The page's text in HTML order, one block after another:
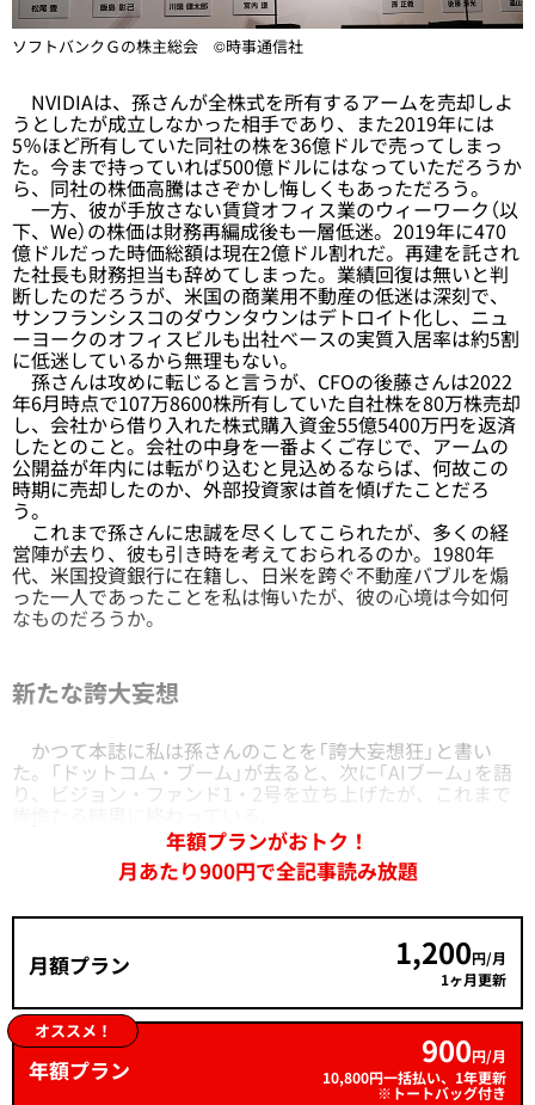
ソフトバンクＧの株主総会 ©時事通信社
NVIDIAは、孫さんが全株式を所有するアームを売却しよ
うとしたが成立しなかった相手であり、また2019年には
5％ほど所有していた同社の株を36億ドルで売ってしまっ
た。今まで持っていれば500億ドルにはなっていただろうか
ら、同社の株価高騰はさぞかし悔しくもあっただろう。
一方、彼が手放さない賃貸オフィス業のウィーワーク（以
下、We）の株価は財務再編成後も一層低迷。2019年に470
億ドルだった時価総額は現在2億ドル割れだ。再建を託され
た社長も財務担当も辞めてしまった。業績回復は無いと判
断したのだろうが、米国の商業用不動産の低迷は深刻で、
サンフランシスコのダウンタウンはデトロイト化し、ニュ
ーヨークのオフィスビルも出社べースの実質入居率は約5割
に低迷しているから無理もない。
孫さんは攻めに転じると言うが、CFOの後藤さんは2022
年6月時点で107万8600株所有していた自社株を80万株売却
し、会社から借り入れた株式購入資金55億5400万円を返済
したとのこと。会社の中身を一番よくご存じで、アームの
公開益が年内には転がり込むと見込めるならば、何故この
時期に売却したのか、外部投資家は首を傾げたことだろ
う。
これまで孫さんに忠誠を尽くしてこられたが、多くの経
営陣が去り、彼も引き時を考えておられるのか。1980年
代、米国投資銀行に在籍し、日米を跨ぐ不動産バブルを煽
った一人であったことを私は悔いたが、彼の心境は今如何
なものだろうか。
新たな誇大妄想
かつて本誌に私は孫さんのことを「誇大妄想狂」と書い
た。「ドットコム・ブーム」が去ると、次に「AIブーム」を語
り、ビジョン・ファンド1・2号を立ち上げたが、これまで
年額プランがおトク！
月あたり900円で全記事読み放題
月額プラン 1,200円/月
1ヶ月更新
オススメ！
年額プラン 900円/月
10,800円一括払い、1年更新
※トートバッグ付き